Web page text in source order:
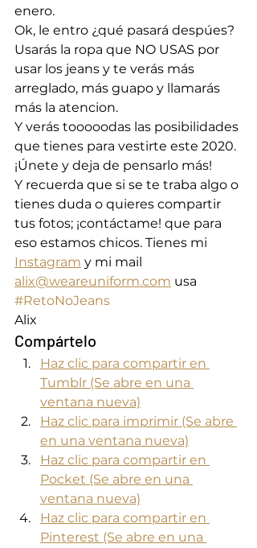
enero.
Ok, le entro ¿qué pasará despúes?
Usarás la ropa que NO USAS por
usar los jeans y te verás más
arreglado, más guapo y llamarás
más la atencion.
Y verás tooooodas las posibilidades
que tienes para vestirte este 2020.
¡Únete y deja de pensarlo más!
Y recuerda que si se te traba algo o
tienes duda o quieres compartir
tus fotos; ¡contáctame! que para
eso estamos chicos. Tienes mi
Instagram y mi mail
alix@weareuniform.com usa
#RetoNoJeans
Alix
Compártelo
Haz clic para compartir en
Tumblr (Se abre en una
ventana nueva)
Haz clic para imprimir (Se abre
en una ventana nueva)
Haz clic para compartir en
Pocket (Se abre en una
ventana nueva)
Haz clic para compartir en
Pinterest (Se abre en una